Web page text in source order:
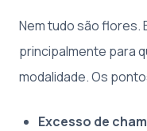
Nem tudo são flores.
principalmente para
modalidade. Os
Excesso de